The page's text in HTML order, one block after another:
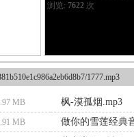
浏览: 7622次
1777.mp3
MB
枫-漠孤烟.mp3
MB
做你的雪莲经典